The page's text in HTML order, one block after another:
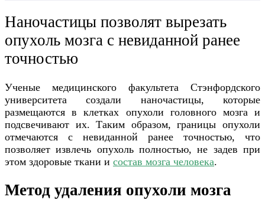
Наночастицы позволят вырезать
опухоль мозга с невиданной ранее
точностью
Ученые медицинского факультета Стэнфордского
университета создали наночастицы, которые
размещаются в клетках опухоли головного мозга и
подсвечивают их. Таким образом, границы опухоли
отмечаются с невиданной ранее точностью, что
позволяет извлечь опухоль полностью, не задев при
этом здоровые ткани и состав мозга человека.
Метод удаления опухоли мозга